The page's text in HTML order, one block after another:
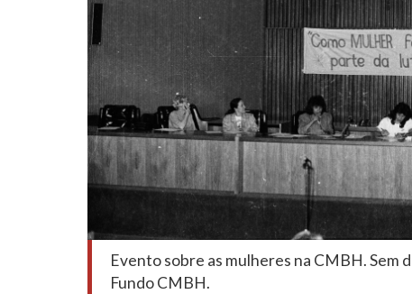
Evento sobre as mulheres na CMBH. Sem
Fundo CMBH.